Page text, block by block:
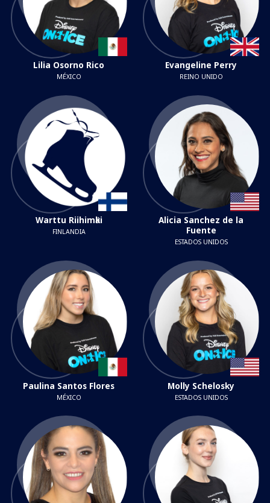
Lilia Osorno Rico
MÉXICO
Evangeline Perry
REINO UNIDO
Warttu Riihimӓki
FINLANDIA
Alicia Sanchez de la
Fuente
ESTADOS UNIDOS
Paulina Santos Flores
MÉXICO
Molly Schelosky
ESTADOS UNIDOS